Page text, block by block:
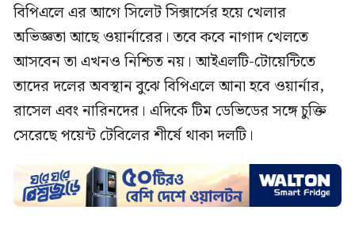
বিপিএলে এর আগে সিলেট সিক্সার্সের হয়ে খেলার
অভিজ্ঞতা আছে ওয়ার্নারের। তবে কবে নাগাদ খেলতে
আসবেন তা এখনও নিশ্চিত নয়। আইএলটি-টোয়েন্টিতে
তাদের দলের অবস্থান বুঝে বিপিএলে আনা হবে ওয়ার্নার,
রাসেল এবং নারিনদের। এদিকে টিম ডেভিডের সঙ্গে চুক্তি
সেরেছে পয়েন্ট টেবিলের শীর্ষে থাকা দলটি।